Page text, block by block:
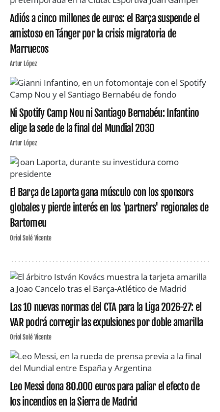
Adiós a cinco millones de euros: el Barça suspende el
amistoso en Tánger por la crisis migratoria de
Marruecos
Artur López
Ni Spotify Camp Nou ni Santiago Bernabéu: Infantino
elige la sede de la final del Mundial 2030
Artur López
El Barça de Laporta gana músculo con los sponsors
globales y pierde interés en los 'partners' regionales de
Bartomeu
Oriol Solé Vicente
Las 10 nuevas normas del CTA para la Liga 2026-27: el
VAR podrá corregir las expulsiones por doble amarilla
Oriol Solé Vicente
Leo Messi dona 80.000 euros para paliar el efecto de
los incendios en la Sierra de Madrid